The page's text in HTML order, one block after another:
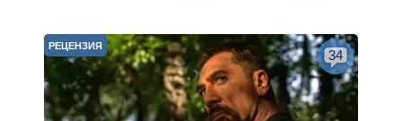
РЕЦЕНЗИЯ
34